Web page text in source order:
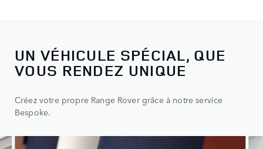
Choisissez l’un de nos modèles, puis commencez la
UN VÉHICULE SPÉCIAL, QUE
VOUS RENDEZ UNIQUE
Créez votre propre Range Rover grâce à notre service
Bespoke.